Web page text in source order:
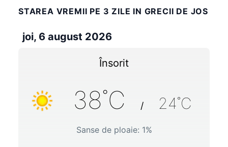
STAREA VREMII PE 3 ZILE IN GRECII DE JOS
joi, 6 august 2026
Însorit
38˚C / 24˚C
Sanse de ploaie: 1%